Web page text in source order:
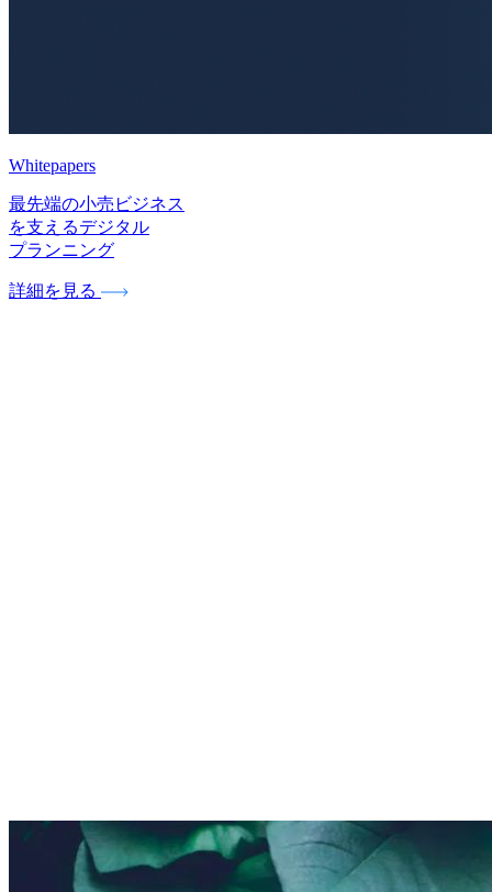
Whitepapers
最先端の小売ビジネス
を支えるデジタル
プランニング
詳細を見る